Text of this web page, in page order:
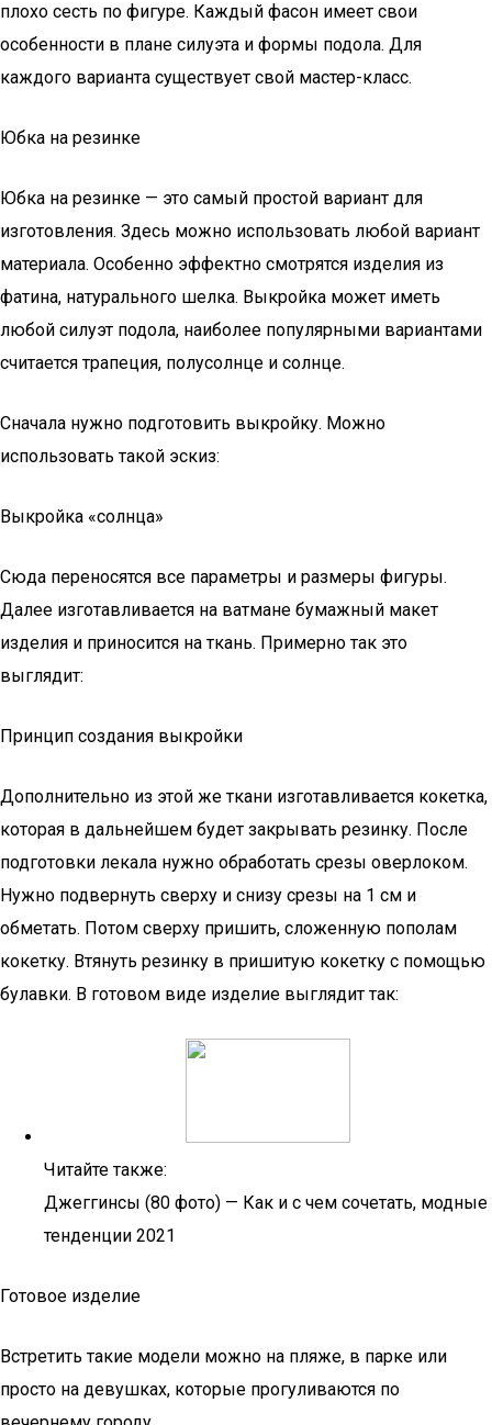
плохо сесть по фигуре. Каждый фасон имеет свои
особенности в плане силуэта и формы подола. Для
каждого варианта существует свой мастер-класс.
Юбка на резинке
Юбка на резинке — это самый простой вариант для
изготовления. Здесь можно использовать любой вариант
материала. Особенно эффектно смотрятся изделия из
фатина, натурального шелка. Выкройка может иметь
любой силуэт подола, наиболее популярными вариантами
считается трапеция, полусолнце и солнце.
Сначала нужно подготовить выкройку. Можно
использовать такой эскиз:
Выкройка «солнца»
Сюда переносятся все параметры и размеры фигуры.
Далее изготавливается на ватмане бумажный макет
изделия и приносится на ткань. Примерно так это
выглядит:
Принцип создания выкройки
Дополнительно из этой же ткани изготавливается кокетка,
которая в дальнейшем будет закрывать резинку. После
подготовки лекала нужно обработать срезы оверлоком.
Нужно подвернуть сверху и снизу срезы на 1 см и
обметать. Потом сверху пришить, сложенную пополам
кокетку. Втянуть резинку в пришитую кокетку с помощью
булавки. В готовом виде изделие выглядит так:
Читайте также:
Джеггинсы (80 фото) — Как и с чем сочетать, модные
тенденции 2021
Готовое изделие
Встретить такие модели можно на пляже, в парке или
просто на девушках, которые прогуливаются по